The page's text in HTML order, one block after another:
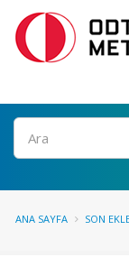
Ara
ANA SAYFA SON